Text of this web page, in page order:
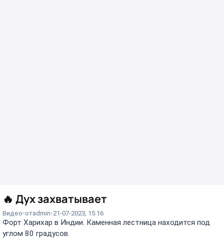
🔥 Дух захватывает
Видео отadmin 21-07-2023, 15:16
Форт Харихар в Индии. Каменная лестница находится под
углом 80 градусов.